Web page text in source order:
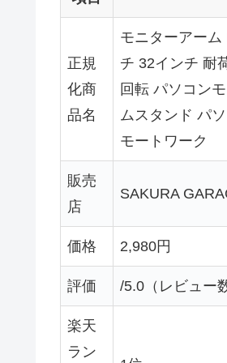
正規
化商
品名
モニターアー
チ 32インチ 耐
回転 パソコン
ムスタンド パ
モートワーク
販売
店
SAKURA
価格 2,980円
評価 /5.0（レビュー
楽天
ラン